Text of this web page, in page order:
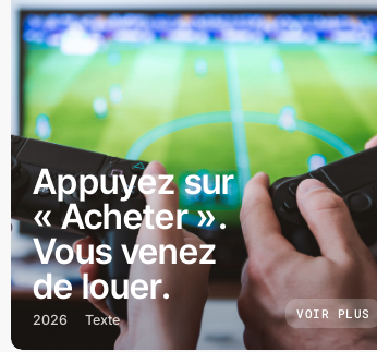
Appuyez sur
« Acheter ».
Vous venez
de louer.
2026 Texte VOIR PLUS